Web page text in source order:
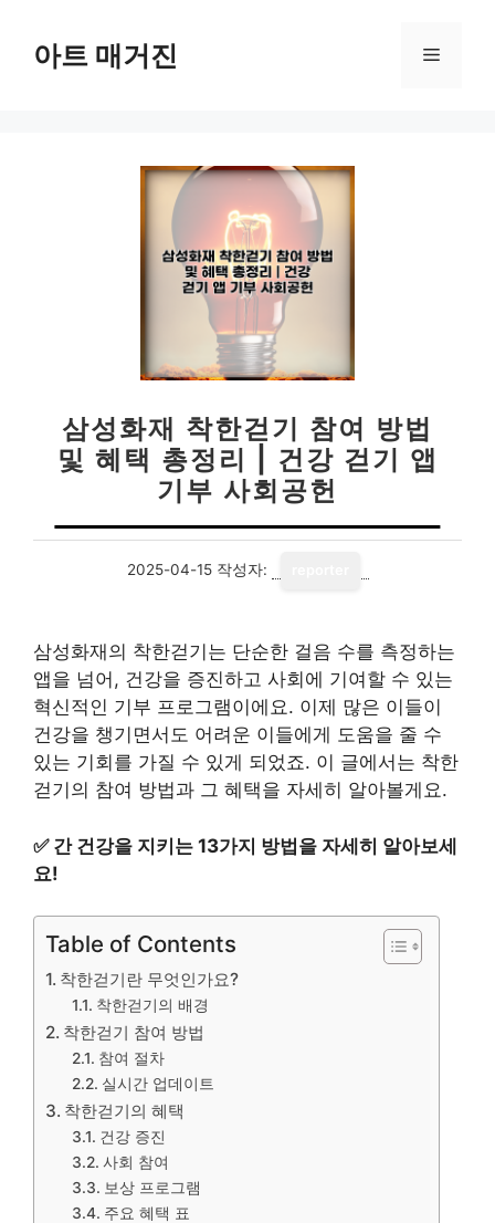
아트 매거진 메
삼성화재 착한걷기 참여 방법
및 혜택 총정리 | 건강 걷기 앱
기부 사회공헌
2025-04-15 작성자:
삼성화재의 착한걷기는 단순한 걸음 수를 측정하는
앱을 넘어, 건강을 증진하고 사회에 기여할 수 있는
혁신적인 기부 프로그램이에요. 이제 많은 이들이
건강을 챙기면서도 어려운 이들에게 도움을 줄 수
있는 기회를 가질 수 있게 되었죠. 이 글에서는 착한
걷기의 참여 방법과 그 혜택을 자세히 알아볼게요.
✅ 간 건강을 지키는 13가지 방법을 자세히 알아보세
요!
Table of Contents
착한걷기란 무엇인가요?
착한걷기의 배경
착한걷기 참여 방법
참여 절차
실시간 업데이트
착한걷기의 혜택
건강 증진
사회 참여
보상 프로그램
주요 혜택 표